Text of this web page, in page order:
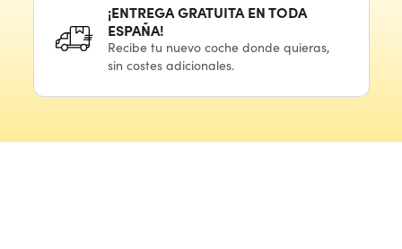
¡ENTREGA GRATUITA EN TODA
ESPAÑA!
Recibe tu nuevocoche donde quieras,
sin costes adicionales.